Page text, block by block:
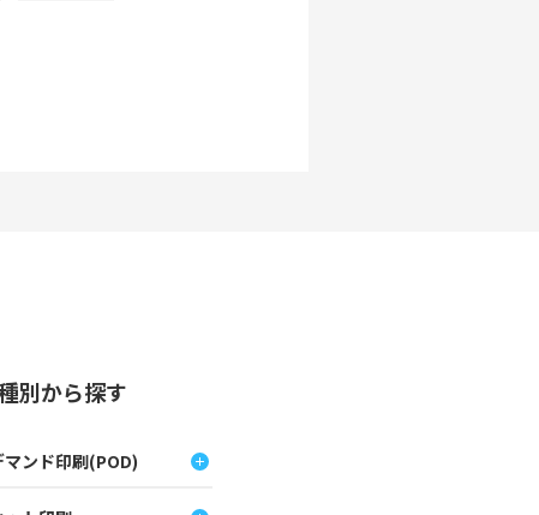
別から探す
マンド印刷(POD)